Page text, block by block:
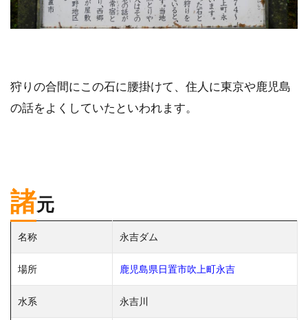
狩りの合間にこの石に腰掛けて、住人に東京や鹿児島
の話をよくしていたといわれます。
諸元
名称 永吉ダム
場所 鹿児島県日置市吹上町永吉
水系 永吉川